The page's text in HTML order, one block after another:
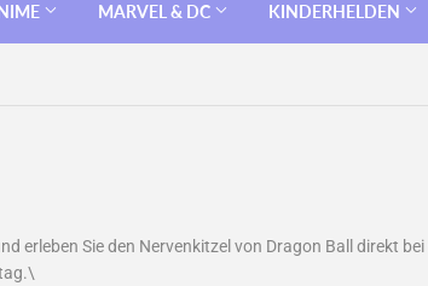
MARVEL & DC KINDERHELDEN
erleben Sie den Nervenkitzel von Dragon Ball direkt